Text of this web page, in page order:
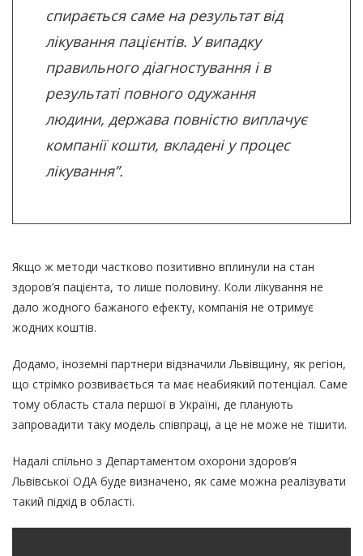
спирається саме на результат від
лікування пацієнтів. У випадку
правильного діагностування і в
результаті повного одужання
людини, держава повністю виплачує
компанії кошти, вкладені у процес
лікування”.
Якщо ж методи частково позитивно вплинули на стан
здоров’я пацієнта, то лише половину. Коли лікування не
дало жодного бажаного ефекту, компанія не отримує
жодних коштів.
Додамо, іноземні партнери відзначили Львівщину, як регіон,
що стрімко розвивається та має неабиякий потенціал. Саме
тому область стала першої в Україні, де планують
запровадити таку модель співпраці, а це не може не тішити.
Надалі спільно з Департаментом охорони здоров’я
Львівської ОДА буде визначено, як саме можна реалізувати
такий підхід в області.